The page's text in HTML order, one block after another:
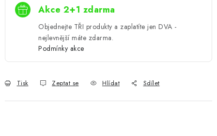
Akce 2+1 zdarma
Objednejte TŘI produkty a zaplatíte jen DVA -
nejlevnější máte zdarma.
Podmínky akce
Tisk Zeptat se Hlídat Sdílet